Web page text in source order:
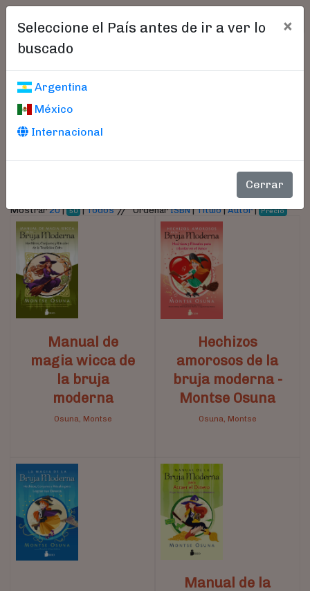
Seleccione el País antes de ir a ver lo
buscado
×
Argentina
México
Internacional
Cerrar
Libros encontrados
Parámetros
Mostrar20| 50 |Todos//OrdenarISBN|Título|Autor| Precio
Manual de
magia wicca de
la bruja
moderna
Osuna, Montse
Hechizos
amorosos de la
bruja moderna -
Montse Osuna
Osuna, Montse
Manual de la